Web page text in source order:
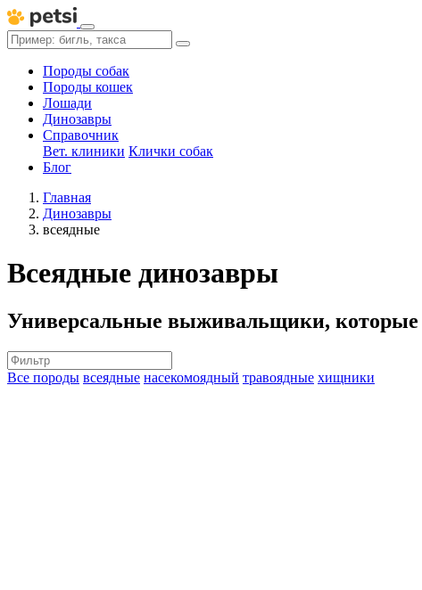
Породы собак
Породы кошек
Лошади
Динозавры
Справочник
Вет. клиники Клички собак
Блог
Главная
Динозавры
всеядные
Всеядные динозавры
Универсальные выживальщики, которые
Все породы всеядные насекомоядный травоядные хищники